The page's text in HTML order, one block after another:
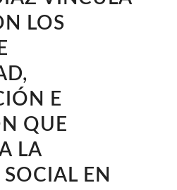
LOS
E
QUE
LA
EN